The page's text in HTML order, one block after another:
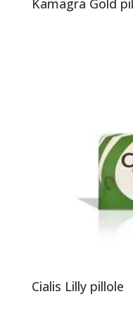
Kamagra Gold
Cialis Lilly pillole